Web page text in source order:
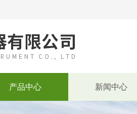
产品中心 新闻中心